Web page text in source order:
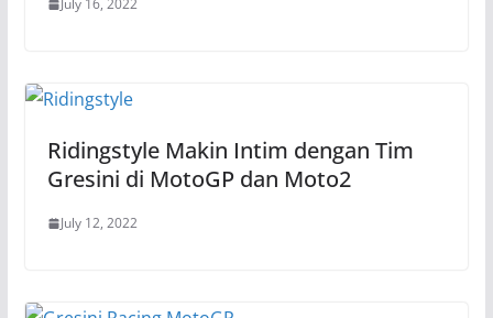
July 16, 2022
Ridingstyle Makin Intim dengan Tim
Gresini di MotoGP dan Moto2
July 12, 2022